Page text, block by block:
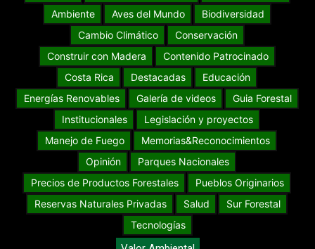
Ambiente
Aves del Mundo
Biodiversidad
Cambio Climático
Conservación
Construir con Madera
Contenido Patrocinado
Costa Rica
Destacadas
Educación
Energías Renovables
Galería de videos
Guia Forestal
Institucionales
Legislación y proyectos
Manejo de Fuego
Memorias&Reconocimientos
Opinión
Parques Nacionales
Precios de Productos Forestales
Pueblos Originarios
Reservas Naturales Privadas
Salud
Sur Forestal
Tecnologías